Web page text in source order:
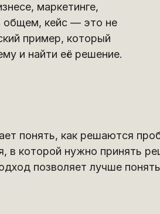
маркетинге,
общем, кейс — это не
пример, который
и найти её решение.
понять, как решаются
которой нужно принять
позволяет лучше